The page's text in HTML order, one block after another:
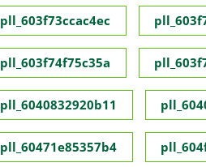
pll_603f73ccac4ec
pll_603f74f75c35a
pll_6040832920b11
pll_60471e85357b4